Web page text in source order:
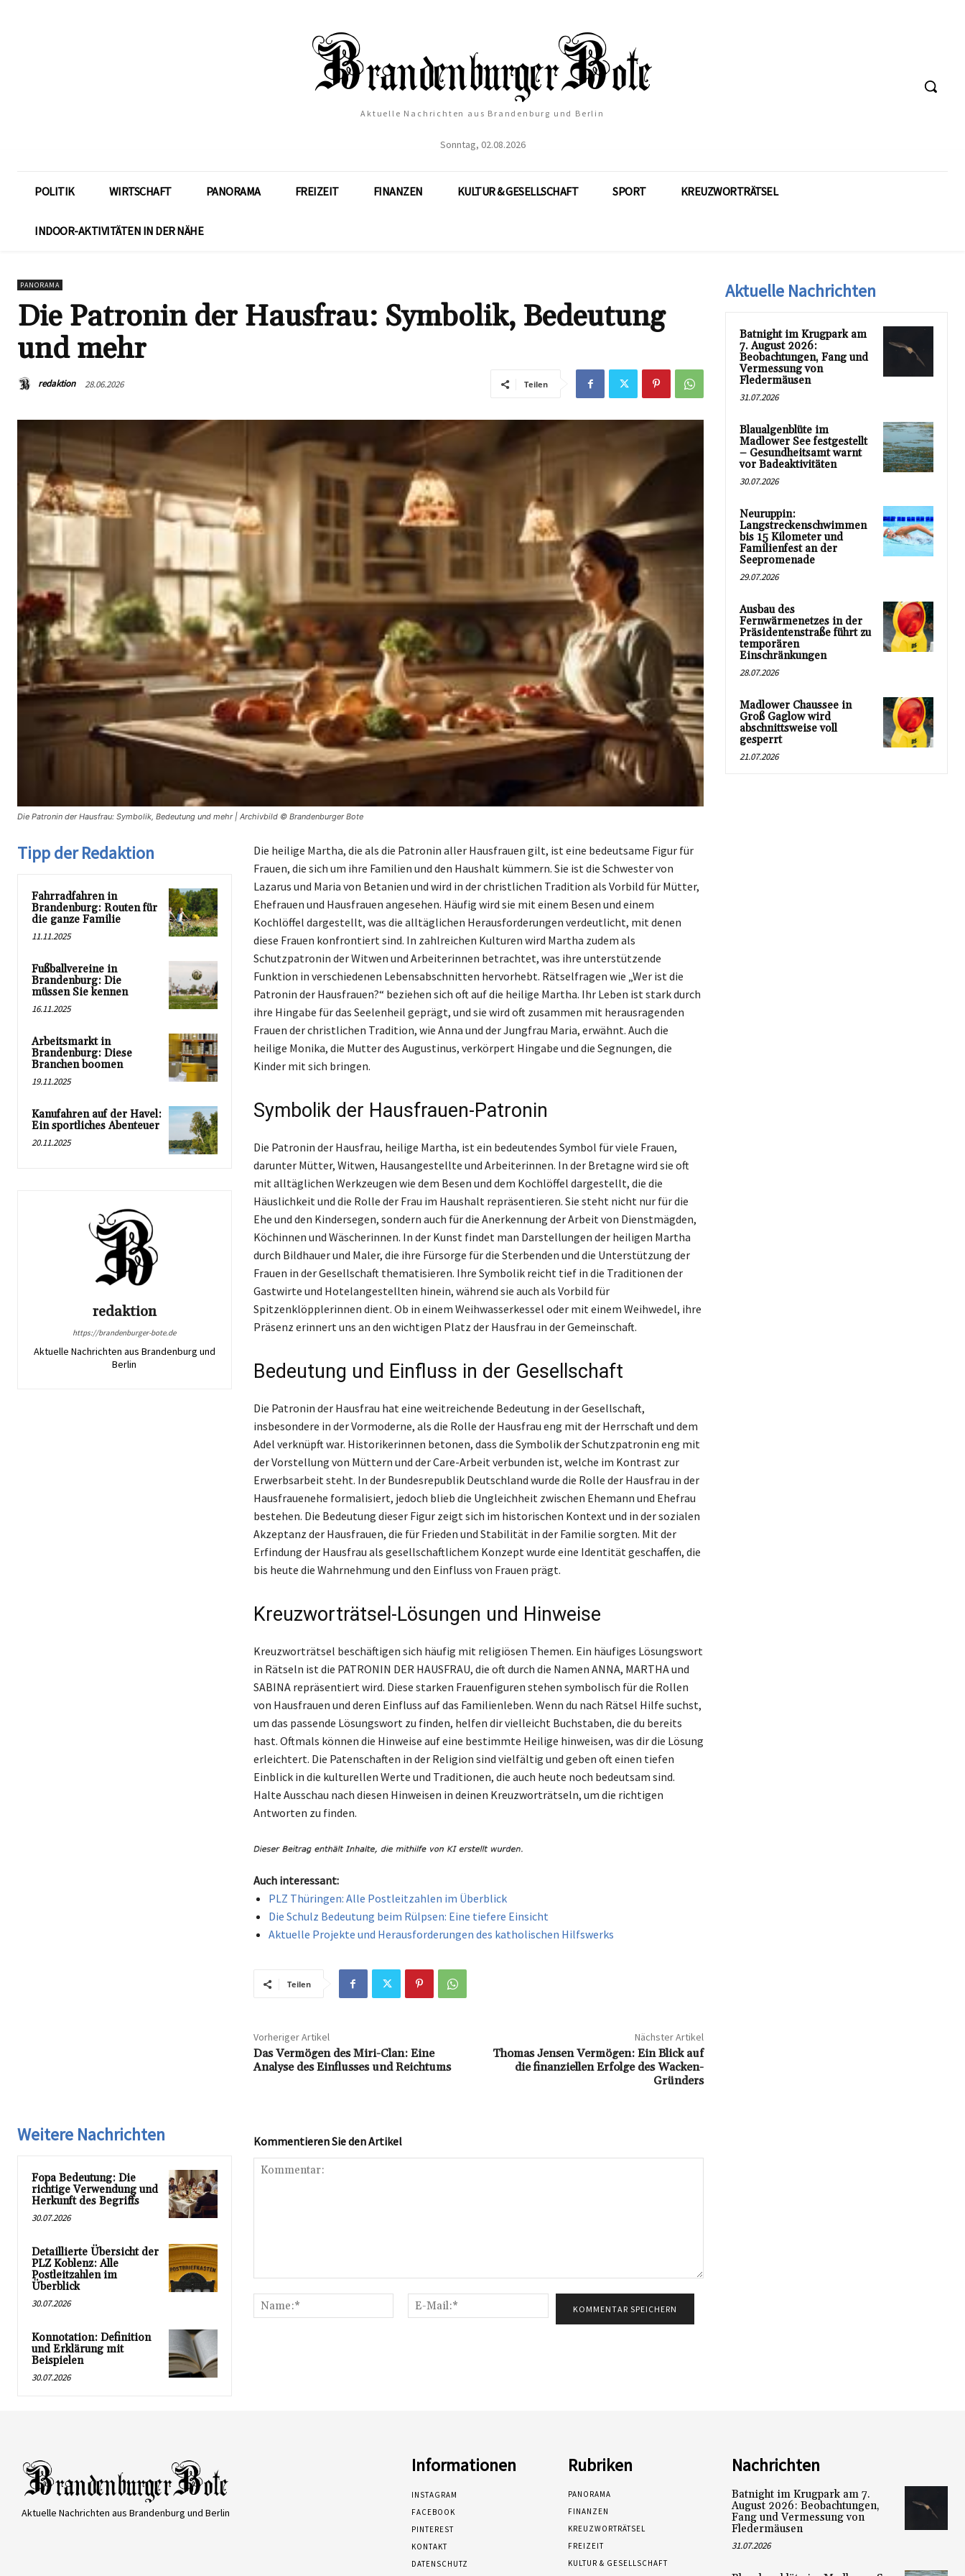
Aktuelle Nachrichten aus Brandenburg und Berlin
Sonntag, 02.08.2026
POLITIK WIRTSCHAFT PANORAMA FREIZEIT FINANZEN KULTUR & GESELLSCHAFT SPORT KREUZWORTRÄTSEL
INDOOR-AKTIVITÄTEN IN DER NÄHE
PANORAMA
Die Patronin der Hausfrau: Symbolik, Bedeutung
und mehr
redaktion 28.06.2026 Teilen
Die Patronin der Hausfrau: Symbolik, Bedeutung und mehr | Archivbild © Brandenburger Bote
Tipp der Redaktion
Fahrradfahren in
Brandenburg: Routen für
die ganze Familie
11.11.2025
Fußballvereine in
Brandenburg: Die
müssen Sie kennen
16.11.2025
Arbeitsmarkt in
Brandenburg: Diese
Branchen boomen
19.11.2025
Kanufahren auf der Havel:
Ein sportliches Abenteuer
20.11.2025
redaktion
https://brandenburger-bote.de
Aktuelle Nachrichten aus Brandenburg und
Berlin
Die heilige Martha, die als die Patronin aller Hausfrauen gilt, ist eine bedeutsame Figur für
Frauen, die sich um ihre Familien und den Haushalt kümmern. Sie ist die Schwester von
Lazarus und Maria von Betanien und wird in der christlichen Tradition als Vorbild für Mütter,
Ehefrauen und Hausfrauen angesehen. Häufig wird sie mit einem Besen und einem
Kochlöffel dargestellt, was die alltäglichen Herausforderungen verdeutlicht, mit denen
diese Frauen konfrontiert sind. In zahlreichen Kulturen wird Martha zudem als
Schutzpatronin der Witwen und Arbeiterinnen betrachtet, was ihre unterstützende
Funktion in verschiedenen Lebensabschnitten hervorhebt. Rätselfragen wie „Wer ist die
Patronin der Hausfrauen?“ beziehen sich oft auf die heilige Martha. Ihr Leben ist stark durch
ihre Hingabe für das Seelenheil geprägt, und sie wird oft zusammen mit herausragenden
Frauen der christlichen Tradition, wie Anna und der Jungfrau Maria, erwähnt. Auch die
heilige Monika, die Mutter des Augustinus, verkörpert Hingabe und die Segnungen, die
Kinder mit sich bringen.
Symbolik der Hausfrauen-Patronin
Die Patronin der Hausfrau, heilige Martha, ist ein bedeutendes Symbol für viele Frauen,
darunter Mütter, Witwen, Hausangestellte und Arbeiterinnen. In der Bretagne wird sie oft
mit alltäglichen Werkzeugen wie dem Besen und dem Kochlöffel dargestellt, die die
Häuslichkeit und die Rolle der Frau im Haushalt repräsentieren. Sie steht nicht nur für die
Ehe und den Kindersegen, sondern auch für die Anerkennung der Arbeit von Dienstmägden,
Köchinnen und Wäscherinnen. In der Kunst findet man Darstellungen der heiligen Martha
durch Bildhauer und Maler, die ihre Fürsorge für die Sterbenden und die Unterstützung der
Frauen in der Gesellschaft thematisieren. Ihre Symbolik reicht tief in die Traditionen der
Gastwirte und Hotelangestellten hinein, während sie auch als Vorbild für
Spitzenklöpplerinnen dient. Ob in einem Weihwasserkessel oder mit einem Weihwedel, ihre
Präsenz erinnert uns an den wichtigen Platz der Hausfrau in der Gemeinschaft.
Bedeutung und Einfluss in der Gesellschaft
Die Patronin der Hausfrau hat eine weitreichende Bedeutung in der Gesellschaft,
insbesondere in der Vormoderne, als die Rolle der Hausfrau eng mit der Herrschaft und dem
Adel verknüpft war. Historikerinnen betonen, dass die Symbolik der Schutzpatronin eng mit
der Vorstellung von Müttern und der Care-Arbeit verbunden ist, welche im Kontrast zur
Erwerbsarbeit steht. In der Bundesrepublik Deutschland wurde die Rolle der Hausfrau in der
Hausfrauenehe formalisiert, jedoch blieb die Ungleichheit zwischen Ehemann und Ehefrau
bestehen. Die Bedeutung dieser Figur zeigt sich im historischen Kontext und in der sozialen
Akzeptanz der Hausfrauen, die für Frieden und Stabilität in der Familie sorgten. Mit der
Erfindung der Hausfrau als gesellschaftlichem Konzept wurde eine Identität geschaffen, die
bis heute die Wahrnehmung und den Einfluss von Frauen prägt.
Kreuzworträtsel-Lösungen und Hinweise
Kreuzworträtsel beschäftigen sich häufig mit religiösen Themen. Ein häufiges Lösungswort
in Rätseln ist die PATRONIN DER HAUSFRAU, die oft durch die Namen ANNA, MARTHA und
SABINA repräsentiert wird. Diese starken Frauenfiguren stehen symbolisch für die Rollen
von Hausfrauen und deren Einfluss auf das Familienleben. Wenn du nach Rätsel Hilfe suchst,
um das passende Lösungswort zu finden, helfen dir vielleicht Buchstaben, die du bereits
hast. Oftmals können die Hinweise auf eine bestimmte Heilige hinweisen, was dir die Lösung
erleichtert. Die Patenschaften in der Religion sind vielfältig und geben oft einen tiefen
Einblick in die kulturellen Werte und Traditionen, die auch heute noch bedeutsam sind.
Halte Ausschau nach diesen Hinweisen in deinen Kreuzworträtseln, um die richtigen
Antworten zu finden.
Auch interessant:
PLZ Thüringen: Alle Postleitzahlen im Überblick
Die Schulz Bedeutung beim Rülpsen: Eine tiefere Einsicht
Aktuelle Projekte und Herausforderungen des katholischen Hilfswerks
Teilen
Vorheriger Artikel
Das Vermögen des Miri-Clan: Eine
Analyse des Einflusses und Reichtums
Nächster Artikel
Thomas Jensen Vermögen: Ein Blick auf
die finanziellen Erfolge des Wacken-
Gründers
Weitere Nachrichten
Fopa Bedeutung: Die
richtige Verwendung und
Herkunft des Begriffs
30.07.2026
Detaillierte Übersicht der
PLZ Koblenz: Alle
Postleitzahlen im
Überblick
30.07.2026
Konnotation: Definition
und Erklärung mit
Beispielen
30.07.2026
Kommentieren Sie den Artikel
Name:*
Mail:*
Aktuelle Nachrichten
Batnight im Krugpark am
7. August 2026:
Beobachtungen, Fang und
Vermessung von
Fledermäusen
31.07.2026
Blaualgenblüte im
Madlower See festgestellt
– Gesundheitsamt warnt
vor Badeaktivitäten
30.07.2026
Neuruppin:
Langstreckenschwimmen
bis 15 Kilometer und
Familienfest an der
Seepromenade
29.07.2026
Ausbau des
Fernwärmenetzes in der
Präsidentenstraße führt zu
temporären
Einschränkungen
28.07.2026
Madlower Chaussee in
Groß Gaglow wird
abschnittsweise voll
gesperrt
21.07.2026
Aktuelle Nachrichten aus Brandenburg und Berlin
Informationen
INSTAGRAM
FACEBOOK
PINTEREST
KONTAKT
DATENSCHUTZ
Rubriken
PANORAMA
FINANZEN
KREUZWORTRÄTSEL
FREIZEIT
KULTUR & GESELLSCHAFT
Nachrichten
Batnight im Krugpark am 7.
August 2026: Beobachtungen,
Fang und Vermessung von
Fledermäusen
31.07.2026